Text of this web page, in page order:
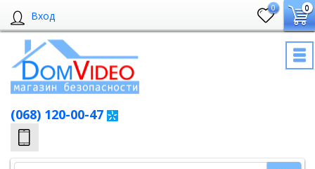
Вход
0 0
(068) 120-00-47